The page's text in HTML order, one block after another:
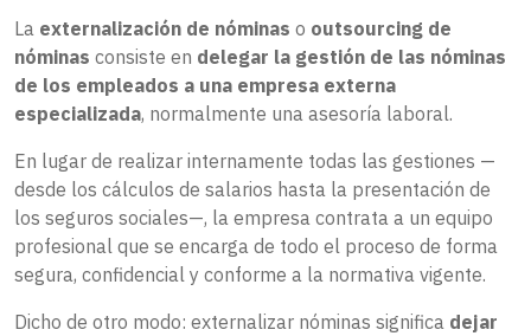
La externalización de nóminas o outsourcing de
nóminas consiste en delegar la gestión de las nóminas
de los empleados a una empresa externa
especializada, normalmente una asesoría laboral.
En lugar de realizar internamente todas las gestiones —
desde los cálculos de salarios hasta la presentación de
los seguros sociales—, la empresa contrata a un equipo
profesional que se encarga de todo el proceso de forma
segura, confidencial y conforme a la normativa vigente.
Dicho de otro modo: externalizar nóminas significa dejar